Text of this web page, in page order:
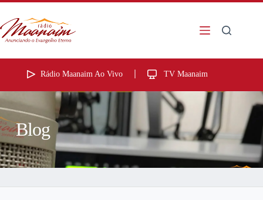
Rádio Maanaim Ao Vivo TV Maanaim
Blog